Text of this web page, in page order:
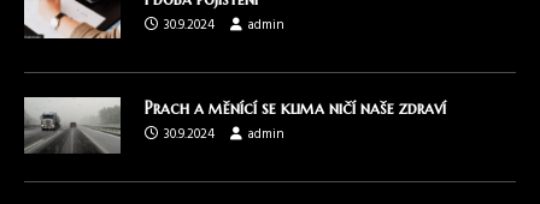
30.9.2024
admin
Prach a měnící se klima ničí naše zdraví
30.9.2024
admin